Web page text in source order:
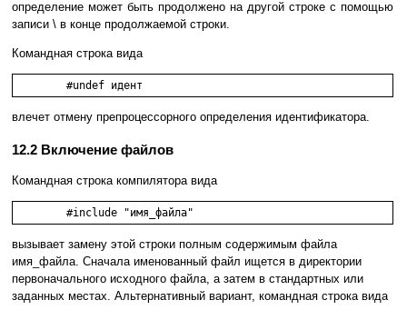
определение может быть продолжено на другой строке с помощью
записи \ в конце продолжаемой строки.
Командная строка вида
влечет отмену препроцессорного определения идентификатора.
12.2 Включение файлов
Командная строка компилятора вида
вызывает замену этой строки полным содержимым файла
имя_файла. Сначала именованный файл ищется в директории
первоначального исходного файла, а затем в стандартных или
заданных местах. Альтернативный вариант, командная строка вида